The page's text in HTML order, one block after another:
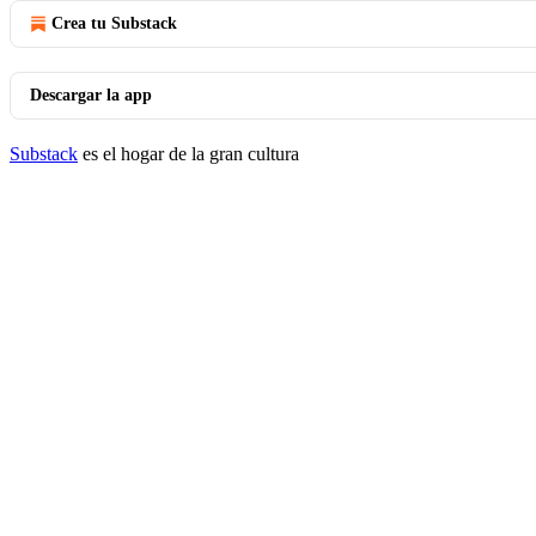
Crea tu Substack
Descargar la app
Substack es el hogar de la gran cultura